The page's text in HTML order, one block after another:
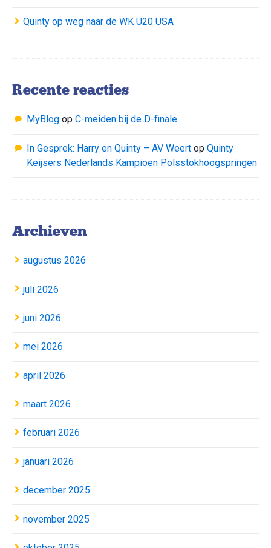
Quinty op weg naar de WK U20 USA
Recente reacties
MyBlog op C-meiden bij de D-finale
In Gesprek: Harry en Quinty – AV Weert op Quinty
Keijsers Nederlands Kampioen Polsstokhoogspringen
Archieven
augustus 2026
juli 2026
juni 2026
mei 2026
april 2026
maart 2026
februari 2026
januari 2026
december 2025
november 2025